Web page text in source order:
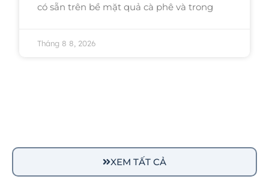
có sẵn trên bề mặt quả cà phê và trong
Tháng 8 8, 2026
XEM TẤT CẢ